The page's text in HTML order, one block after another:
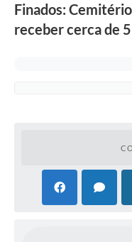
Legislação
Certidão Negativa de
Finados:
receber cerca de